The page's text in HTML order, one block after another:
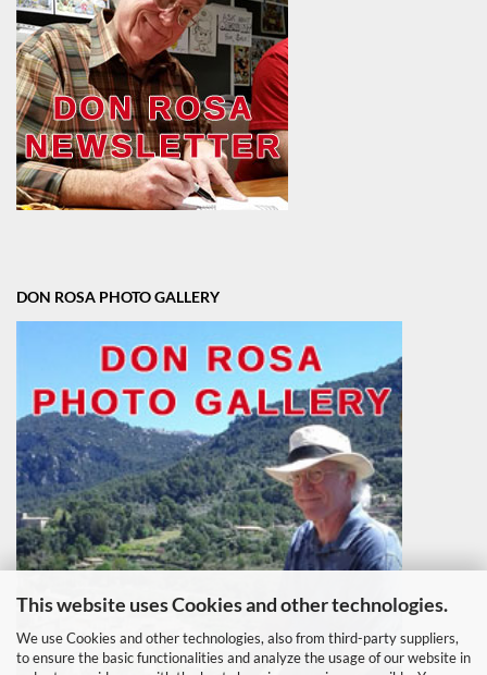
This website uses Cookies and other technologies.
We use Cookies and other technologies, also from third-party suppliers,
to ensure the basic functionalities and analyze the usage of our website in
DON ROSA PHOTO GALLERY